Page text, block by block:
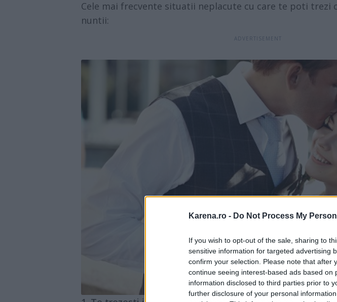
Karena.ro - Do Not Process My
If you wish to opt-out of the sale, sharing to
sensitive information for targeted advertising
confirm your selection. Please note that after
continue seeing interest-based ads based
information disclosed to third parties prior to
further disclosure of your personal
Cele mai frecvente situatii neplacute cu care te poti trezi
nuntii: